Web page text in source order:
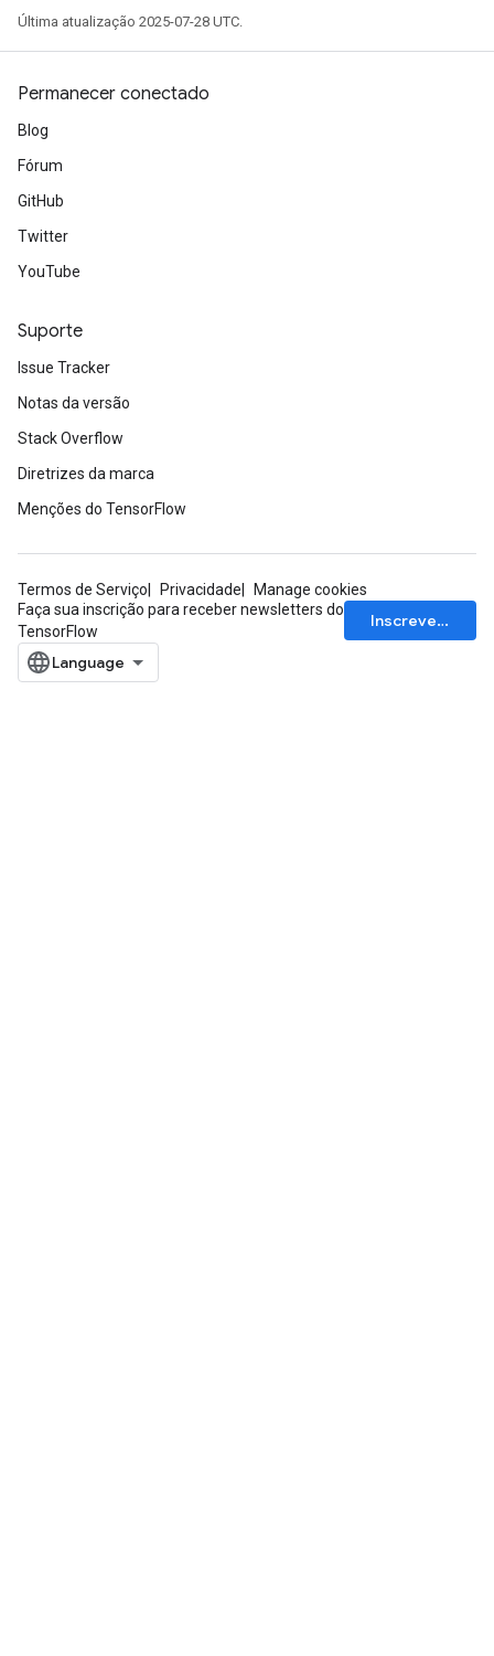
Última atualização 2025-07-28 UTC.
Permanecer conectado
Blog
Fórum
GitHub
Twitter
YouTube
Suporte
Issue Tracker
Notas da versão
Stack Overflow
Diretrizes da marca
Menções do TensorFlow
Termos de Serviço Privacidade
Manage cookies
Faça sua inscrição para receber newsletters do
TensorFlow
Inscrever-se